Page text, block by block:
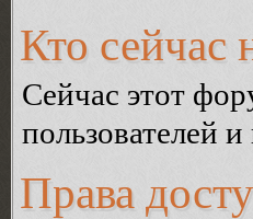
Кто сейчас
Сейчас этот
пользователей и
Права